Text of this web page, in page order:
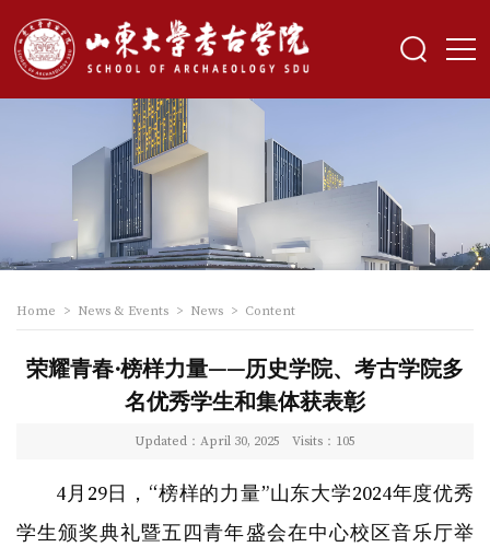
Home > News & Events > News > Content
荣耀青春·榜样力量——历史学院、考古学院多
名优秀学生和集体获表彰
Updated：April 30, 2025 Visits： 105
4月29日，“榜样的力量”山东大学2024年度优秀
学生颁奖典礼暨五四青年盛会在中心校区音乐厅举